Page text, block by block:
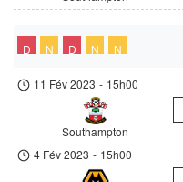
D N D N N
11 Fév 2023 - 15h00
Southampton
4 Fév 2023 - 15h00